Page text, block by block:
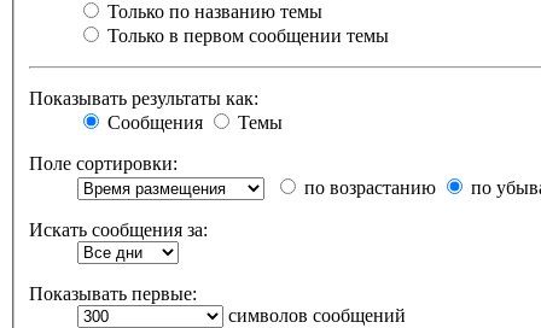
Только по названию темы
Только в первом сообщении темы
Показывать результаты как:
Сообщения
Темы
Поле сортировки:
по возрастанию
по
Искать сообщения за:
Показывать первые:
символов сообщений